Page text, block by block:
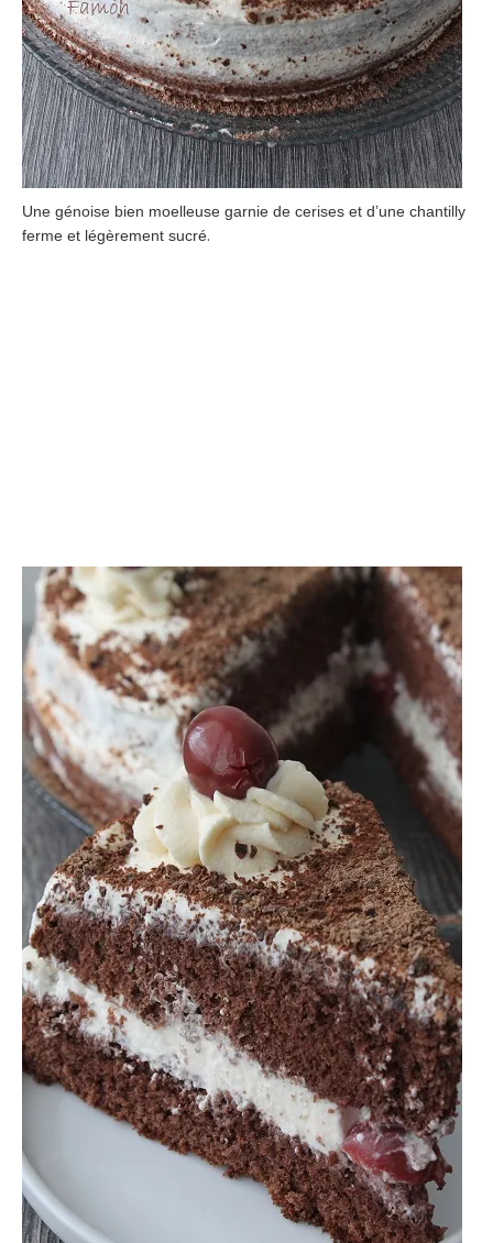
Une génoise bien moelleuse garnie de cerises et d’une chantilly
ferme et légèrement sucré.